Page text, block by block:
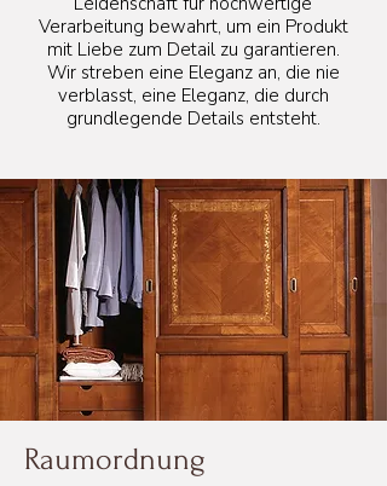
Verarbeitung bewahrt, um ein Produkt
mit Liebe zum Detail zu garantieren.
Wir streben eine Eleganz an, die nie
verblasst, eine Eleganz, die durch
grundlegende Details entsteht.
Raumordnung